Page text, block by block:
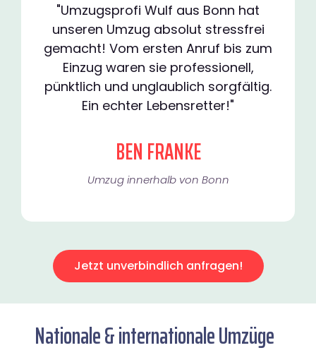
"Umzugsprofi Wulf aus Bonn hat
unseren Umzug absolut stressfrei
gemacht! Vom ersten Anruf bis zum
Einzug waren sie professionell,
pünktlich und unglaublich sorgfältig.
Ein echter Lebensretter!"
BEN FRANKE
Umzug innerhalb von Bonn​
Jetzt unverbindlich anfragen!
Nationale & internationale Umzüge